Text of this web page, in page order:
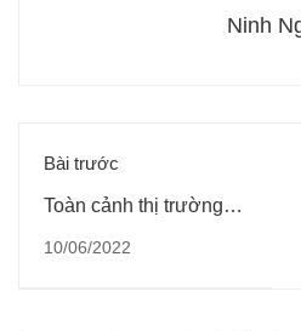
Ninh
Bài trước
Toàn cảnh thị trường
10/06/2022